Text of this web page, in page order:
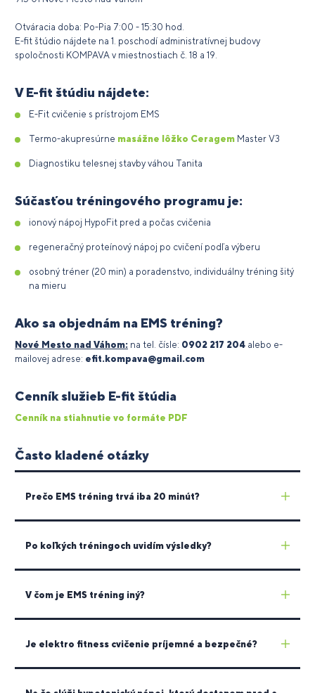
Otváracia doba: Po-Pia 7:00 - 15:30 hod.
E-fit štúdio nájdete na 1. poschodí administratívnej budovy
spoločnosti KOMPAVA v miestnostiach č. 18 a 19.
V E-fit štúdiu nájdete:
E-Fit cvičenie s prístrojom EMS
Termo-akupresúrne masážne lôžko Ceragem Master V3
Diagnostiku telesnej stavby váhou Tanita
Súčasťou tréningového programu je:
ionový nápoj HypoFit pred a počas cvičenia
regeneračný proteínový nápoj po cvičení podľa výberu
osobný tréner (20 min) a poradenstvo, individuálny tréning šitý
na mieru
Ako sa objednám na EMS tréning?
Nové Mesto nad Váhom: na tel. čísle: 0902 217 204 alebo e-
mailovej adrese: efit.kompava@gmail.com
Cenník služieb E-fit štúdia
Cenník na stiahnutie vo formáte PDF
Často kladené otázky
Prečo EMS tréning trvá iba 20 minút?
Po koľkých tréningoch uvidím výsledky?
V čom je EMS tréning iný?
Je elektro fitness cvičenie príjemné a bezpečné?